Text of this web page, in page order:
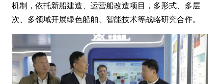
机制，依托新船建造、运营船改造项目，多形式、多层
次、多领域开展绿色船舶、智能技术等战略研究合作。